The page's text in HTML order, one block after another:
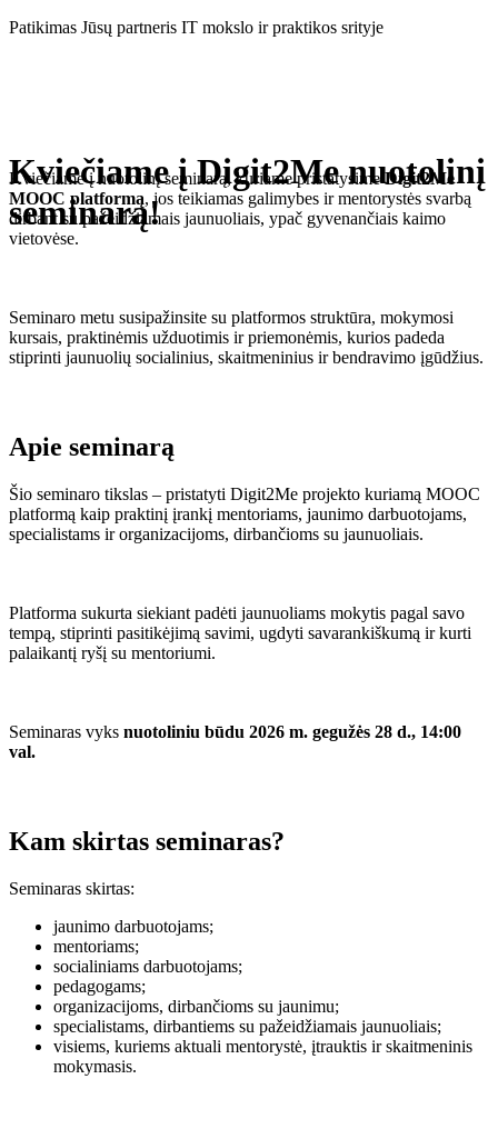
Eiti
Patikimas Jūsų partneris IT mokslo ir praktikos srityje
Kviečiame į Digit2Me nuotolinį
seminarą!
Kviečiame į nuotolinį seminarą, kuriame pristatysimeDigit2Me
MOOC platformą, jos teikiamas galimybes ir mentorystės svarbą
dirbant su pažeidžiamais jaunuoliais, ypač gyvenančiais kaimo
vietovėse.
Seminaro metu susipažinsite su platformos struktūra, mokymosi
kursais, praktinėmis užduotimis ir priemonėmis, kurios padeda
stiprinti jaunuolių socialinius, skaitmeninius ir bendravimo įgūdžius.
Apie seminarą
Šio seminaro tikslas – pristatyti Digit2Me projekto kuriamą MOOC
platformą kaip praktinį įrankį mentoriams, jaunimo darbuotojams,
specialistams ir organizacijoms, dirbančioms su jaunuoliais.
Platforma sukurta siekiant padėti jaunuoliams mokytis pagal savo
tempą, stiprinti pasitikėjimą savimi, ugdyti savarankiškumą ir kurti
palaikantį ryšį su mentoriumi.
Seminaras vyks nuotoliniu būdu 2026 m. gegužės 28 d., 14:00
val.
Kam skirtas seminaras?
Seminaras skirtas:
jaunimo darbuotojams;
mentoriams;
socialiniams darbuotojams;
pedagogams;
organizacijoms, dirbančioms su jaunimu;
specialistams, dirbantiems su pažeidžiamais jaunuoliais;
visiems, kuriems aktuali mentorystė, įtrauktis ir skaitmeninis
mokymasis.